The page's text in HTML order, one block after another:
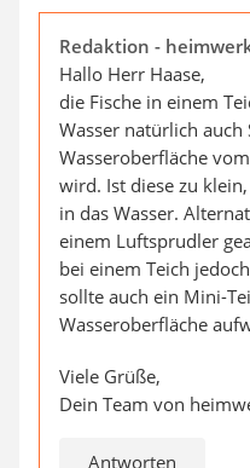
Redaktion -
Hallo Herr Haase,
die Fische in einem
Wasser natürlich
Wasseroberfläche
wird. Ist diese zu
in das Wasser.
einem Luftsprudler
bei einem Teich
sollte auch ein Mini-
Wasseroberfläche
Viele Grüße,
Dein Team von
Antworten